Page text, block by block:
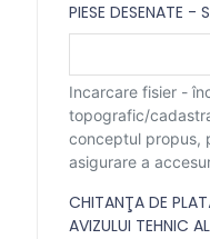
PIESE DESENATE -
Incarcare fisier - încadrarea în zonă, plan
topografic/
conceptul propus,
asigurare a
CHITANŢA DE
AVIZULUI TEHNIC